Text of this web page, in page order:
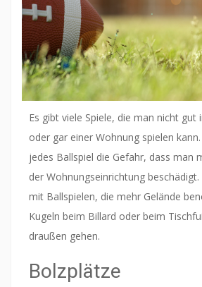
Es gibt viele Spiele, die man nicht gut
oder gar einer Wohnung spielen
jedes Ballspiel die Gefahr, dass man
der Wohnungseinrichtung
mit Ballspielen, die mehr Gelände
Kugeln beim Billard oder beim
draußen gehen.
Bolzplätze